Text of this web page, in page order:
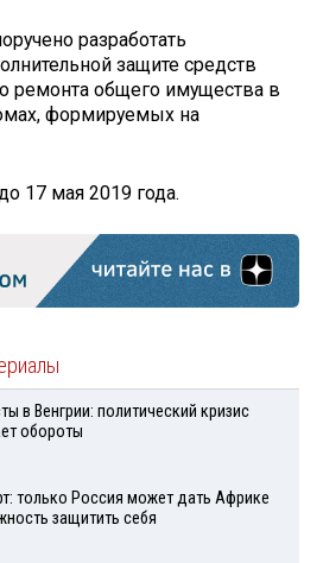
разработать
защите средств
ремонта общего имущества в
формируемых на
17 мая 2019 года.
в Венгрии: политический кризис
обороты
только Россия может дать Африке
защитить себя